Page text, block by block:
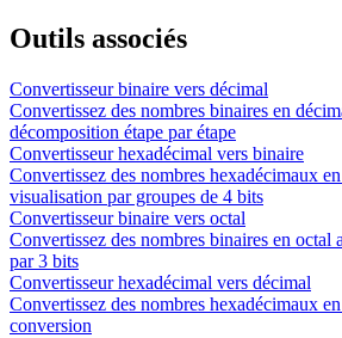
Outils associés
Convertisseur binaire vers décimal
Convertissez des nombres binaires en
décomposition étape par étape
Convertisseur hexadécimal vers binaire
Convertissez des nombres hexadécimaux
visualisation par groupes de 4 bits
Convertisseur binaire vers octal
Convertissez des nombres binaires en octal
par 3 bits
Convertisseur hexadécimal vers décimal
Convertissez des nombres hexadécimaux
conversion